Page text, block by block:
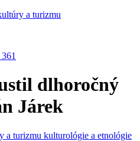
a turizmu
dlhoročný
Járek
a turizmu kulturológie a etnológie